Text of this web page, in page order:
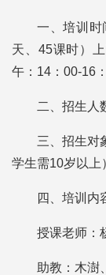
一、培训时
天、45课时）
午：14：00-16
二、招生人
三、招生对
学生需10岁以上
四、培训内
授课老师：
助教：木澍